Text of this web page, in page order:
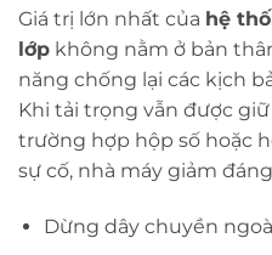
Giá trị lớn nhất của hệ
lớp không nằm ở bản
năng chống lại các kịch
Khi tải trọng vẫn được
trường hợp hộp số hoặc
sự cố, nhà máy giảm
Dừng dây chuyền